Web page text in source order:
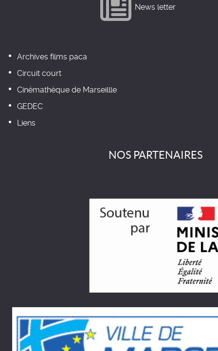
News letter
Archives films paca
Circuit court
Cinémathèque de Marseillle
GEDEC
Liens
NOS PARTENAIRES